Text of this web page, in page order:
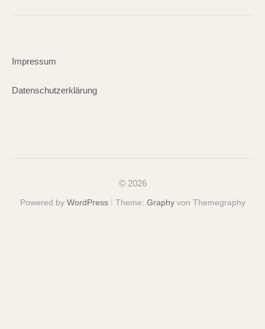
Impressum
Datenschutzerklärung
© 2026
Powered by WordPress | Theme: Graphyvon Themegraphy